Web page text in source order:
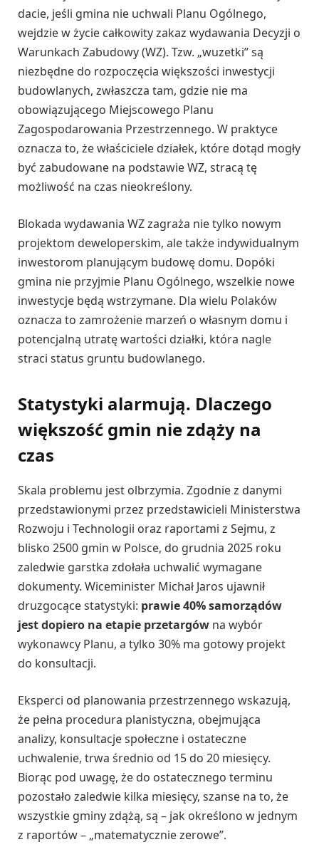
dacie, jeśli gmina nie uchwali Planu Ogólnego,
wejdzie w życie całkowity zakaz wydawania Decyzji o
Warunkach Zabudowy (WZ). Tzw. „wuzetki” są
niezbędne do rozpoczęcia większości inwestycji
budowlanych, zwłaszcza tam, gdzie nie ma
obowiązującego Miejscowego Planu
Zagospodarowania Przestrzennego. W praktyce
oznacza to, że właściciele działek, które dotąd mogły
być zabudowane na podstawie WZ, stracą tę
możliwość na czas nieokreślony.
Blokada wydawania WZ zagraża nie tylko nowym
projektom deweloperskim, ale także indywidualnym
inwestorom planującym budowę domu. Dopóki
gmina nie przyjmie Planu Ogólnego, wszelkie nowe
inwestycje będą wstrzymane. Dla wielu Polaków
oznacza to zamrożenie marzeń o własnym domu i
potencjalną utratę wartości działki, która nagle
straci status gruntu budowlanego.
Statystyki alarmują. Dlaczego
większość gmin nie zdąży na
czas
Skala problemu jest olbrzymia. Zgodnie z danymi
przedstawionymi przez przedstawicieli Ministerstwa
Rozwoju i Technologii oraz raportami z Sejmu, z
blisko 2500 gmin w Polsce, do grudnia 2025 roku
zaledwie garstka zdołała uchwalić wymagane
dokumenty. Wiceminister Michał Jaros ujawnił
druzgocące statystyki: prawie 40% samorządów
jest dopiero na etapie przetargów na wybór
wykonawcy Planu, a tylko 30% ma gotowy projekt
do konsultacji.
Eksperci od planowania przestrzennego wskazują,
że pełna procedura planistyczna, obejmująca
analizy, konsultacje społeczne i ostateczne
uchwalenie, trwa średnio od 15 do 20 miesięcy.
Biorąc pod uwagę, że do ostatecznego terminu
pozostało zaledwie kilka miesięcy, szanse na to, że
wszystkie gminy zdążą, są – jak określono w jednym
z raportów – „matematycznie zerowe”.